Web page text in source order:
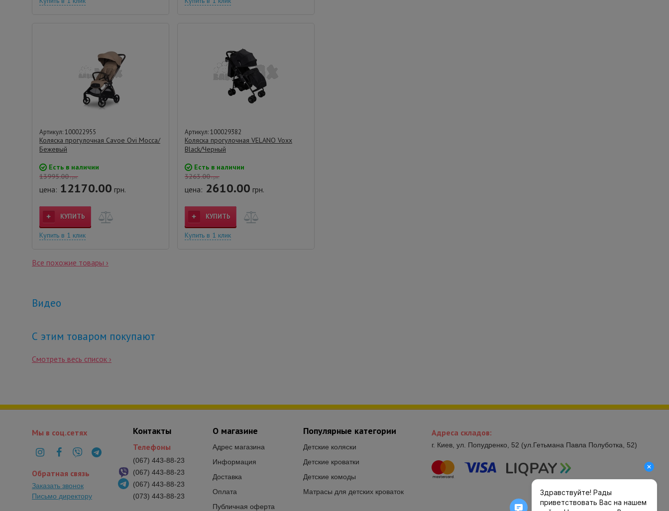
Артикул: 100022955
Коляска прогулочная Cavoe Ovi Mocca/
Бежевый
Есть в наличии
13995.00грн.
цена: 12170.00 грн.
КУПИТЬ
Купить в 1 клик
Артикул: 100029382
Коляска прогулочная VELANO Voxx
Black/Черный
Есть в наличии
3263.00грн.
цена: 2610.00 грн.
КУПИТЬ
Купить в 1 клик
Все похожие товары ›
Видео
С этим товаром покупают
Смотреть весь список ›
Популярные категории
Детские коляски
Детские кроватки
Детские комоды
Матрасы для детских кроваток
О магазине
Адрес магазина
Информация
Доставка
Оплата
Публичная оферта
Контакты
Телефоны
(067) 443-88-23
(067) 443-88-23
(067) 443-88-23
(073) 443-88-23
Адреса складов:
г. Киев, ул. Попудренко, 52 (ул.Гетьмана Павла Полуботка, 52)
Мы в соц.сетях
Обратная связь
Заказать звонок
Письмо директору